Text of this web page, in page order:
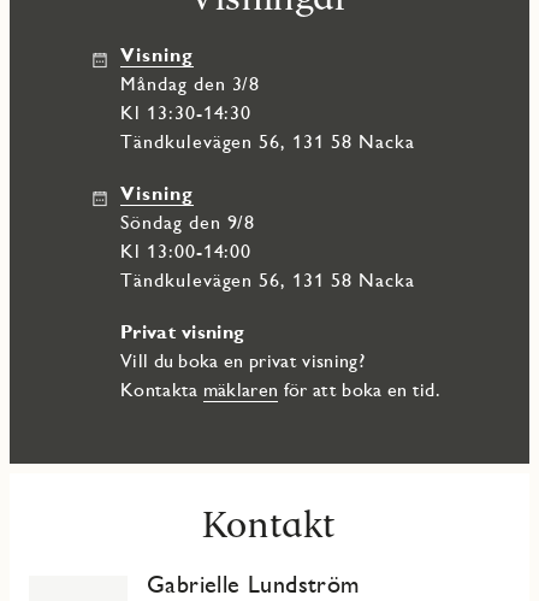
Visning
måndag den 3/8
Kl 13:30-14:30
Tändkulevägen 56, 131 58 Nacka
Visning
söndag den 9/8
Kl 13:00-14:00
Tändkulevägen 56, 131 58 Nacka
Privat visning
Vill du boka en privat visning?
Kontakta mäklaren för att boka en tid.
Kontakt
Gabrielle Lundström